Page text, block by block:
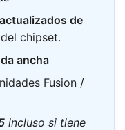
de
chipset.
ancha
Fusion /
incluso si tiene